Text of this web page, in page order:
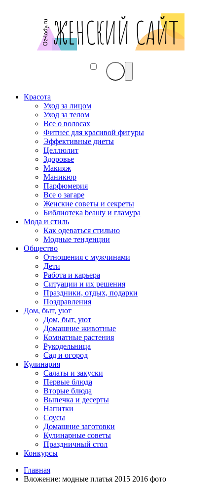
Красота
Уход за лицом
Уход за телом
Все о волосах
Фитнес для красивой фигуры
Эффективные диеты
Целлюлит
Здоровье
Макияж
Маникюр
Парфюмерия
Все о загаре
Женские советы и секреты
Библиотека beauty и гламура
Мода и стиль
Как одеваться стильно
Модные тенденции
Общество
Отношения с мужчинами
Дети
Работа и карьера
Ситуации и их решения
Праздники, отдых, подарки
Поздравления
Дом, быт, уют
Дом, быт, уют
Домашние животные
Комнатные растения
Рукодельница
Сад и огород
Кулинария
Салаты и закуски
Первые блюда
Вторые блюда
Выпечка и десерты
Напитки
Соусы
Домашние заготовки
Кулинарные советы
Праздничный стол
Конкурсы
Главная
Вложение: модные платья 2015 2016 фото